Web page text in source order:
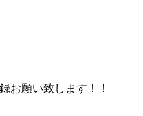
お願い致します！！